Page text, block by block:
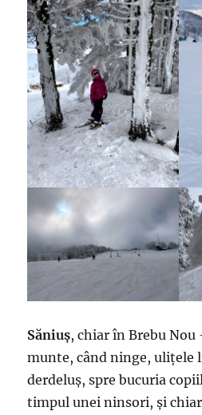
Săniuș, chiar în Brebu Nou
munte, când ninge, ulițele
derdeluș, spre bucuria
timpul unei ninsori, și chiar